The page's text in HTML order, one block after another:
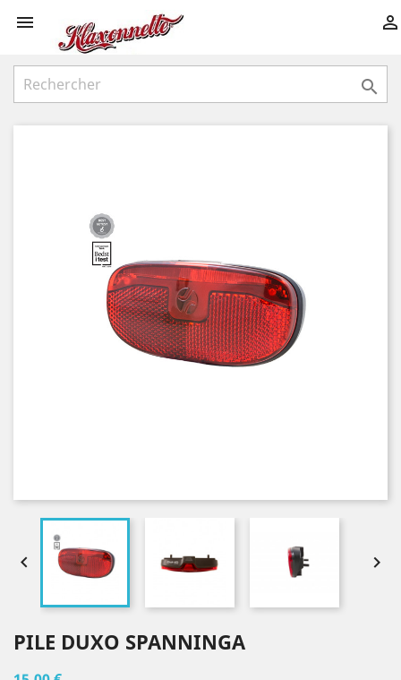
 

 
PILE DUXO SPANNINGA